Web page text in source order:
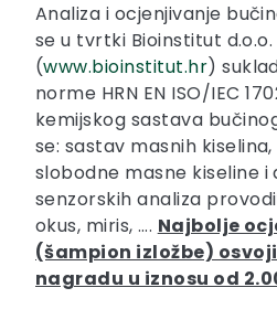
Analiza i ocjenjivanje
se u tvrtki Bioinstitut d.o.o.
(www.bioinstitut.hr)
norme HRN EN ISO/IEC
kemijskog sastava
se: sastav masnih
slobodne masne kiseline i
senzorskih analiza
okus, miris, …. Najbolje
(šampion izložbe)
nagradu u iznosu od